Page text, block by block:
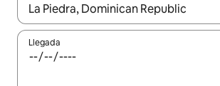
Cuando los resultados estén
Llegada